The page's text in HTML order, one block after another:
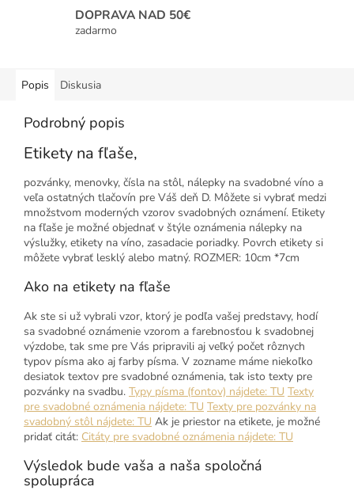
DOPRAVA NAD 50€
zadarmo
Popis Diskusia
Podrobný popis
Etikety na fľaše,
pozvánky, menovky, čísla na stôl, nálepky na svadobné víno a
veľa ostatných tlačovín pre Váš deň D. Môžete si vybrať medzi
množstvom moderných vzorov svadobných oznámení. Etikety
na fľaše je možné objednať v štýle oznámenia nálepky na
výslužky, etikety na víno, zasadacie poriadky. Povrch etikety si
môžete vybrať lesklý alebo matný. ROZMER: 10cm *7cm
Ako na etikety na fľaše
Ak ste si už vybrali vzor, ktorý je podľa vašej predstavy, hodí
sa svadobné oznámenie vzorom a farebnosťou k svadobnej
výzdobe, tak sme pre Vás pripravili aj veľký počet rôznych
typov písma ako aj farby písma. V zozname máme niekoľko
desiatok textov pre svadobné oznámenia, tak isto texty pre
pozvánky na svadbu. Typy písma (fontov) nájdete: TU Texty
pre svadobné oznámenia nájdete: TU Texty pre pozvánky na
svadobný stôl nájdete: TU Ak je priestor na etikete, je možné
pridať citát: Citáty pre svadobné oznámenia nájdete: TU
Výsledok bude vaša a naša spoločná
spolupráca